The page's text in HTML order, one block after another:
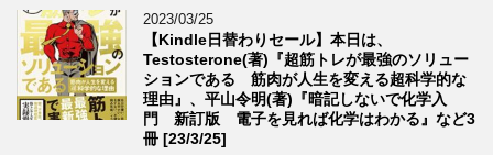
2023/03/25
【Kindle日替わりセール】本日は、
Testosterone(著)『超筋トレが最強のソリュー
ションである 筋肉が人生を変える超科学的な
理由』、平山令明(著)『暗記しないで化学入
門 新訂版 電子を見れば化学はわかる』など3
冊 [23/3/25]